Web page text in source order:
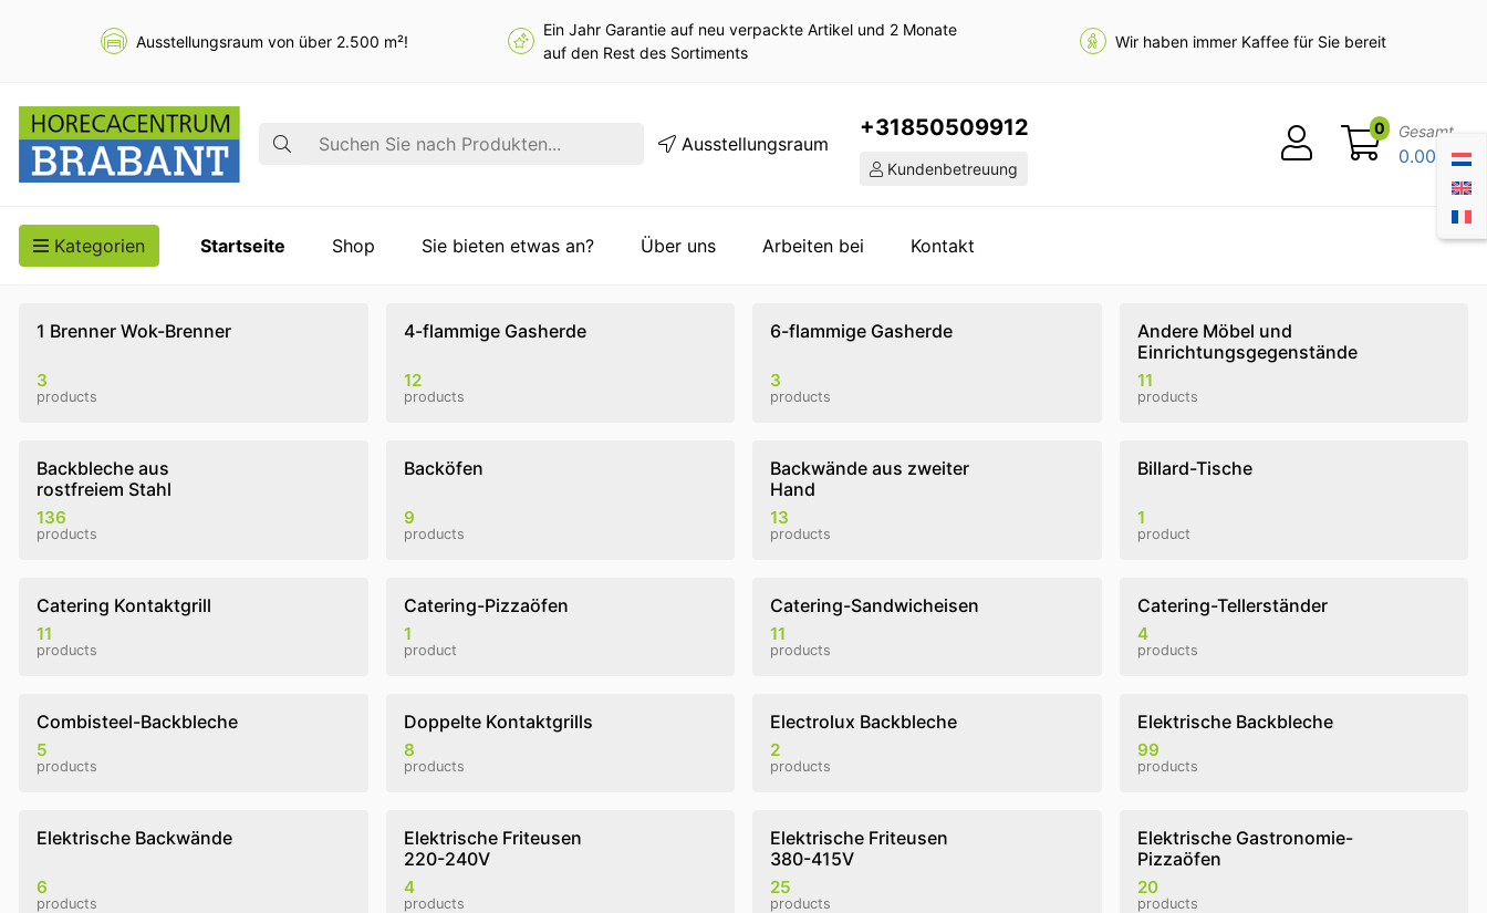
Ausstellungsraum von über 2.500 m²!
Ein Jahr Garantie auf neu verpackte Artikel und 2 Monate
auf den Rest des Sortiments
Wir haben immer Kaffee für Sie bereit
Suche Ausstellungsraum
+31850509912
Kundenbetreuung
0 Gesamt
0.00
Kategorien Startseite Shop Sie bieten etwas an? Über uns Arbeiten bei Kontakt
1 Brenner Wok-Brenner
3
products
4-flammige Gasherde
12
products
6-flammige Gasherde
3
products
Andere Möbel und
Einrichtungsgegenstände
11
products
Backbleche aus
rostfreiem Stahl
136
products
Backöfen
9
products
Backwände aus zweiter
Hand
13
products
Billard-Tische
1
product
Catering Kontaktgrill
11
products
Catering-Pizzaöfen
1
product
Catering-Sandwicheisen
11
products
Catering-Tellerständer
4
products
Combisteel-Backbleche
5
products
Doppelte Kontaktgrills
8
products
Electrolux Backbleche
2
products
Elektrische Backbleche
99
products
Elektrische Backwände
6
products
Elektrische Friteusen
220-240V
4
products
Elektrische Friteusen
380-415V
25
products
Elektrische Gastronomie-
Pizzaöfen
20
products